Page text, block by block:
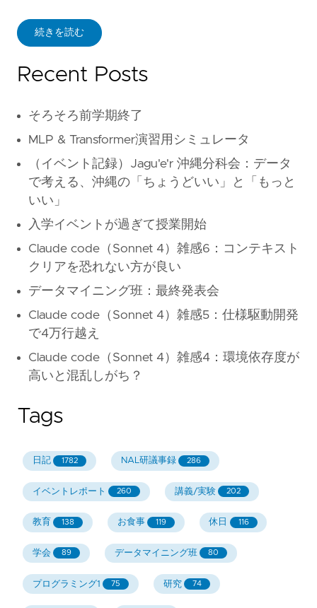
続きを読む
Recent Posts
そろそろ前学期終了
MLP & Transformer演習用シミュレータ
（イベント記録）Jagu'e'r 沖縄分科会：データ
で考える、沖縄の「ちょうどいい」と「もっと
いい」
入学イベントが過ぎて授業開始
Claude code（Sonnet 4）雑感6：コンテキスト
クリアを恐れない方が良い
データマイニング班：最終発表会
Claude code（Sonnet 4）雑感5：仕様駆動開発
で4万行越え
Claude code（Sonnet 4）雑感4：環境依存度が
高いと混乱しがち？
Tags
日記 1782 NAL研議事録 286
イベントレポート 260 講義/実験 202
教育 138 お食事 119 休日 116
学会 89 データマイニング班 80
プログラミング1 75 研究 74